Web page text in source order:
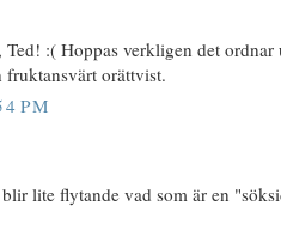
:( Hoppas verkligen det ordnar
fruktansvärt orättvist.
PM
lite flytande vad som är en